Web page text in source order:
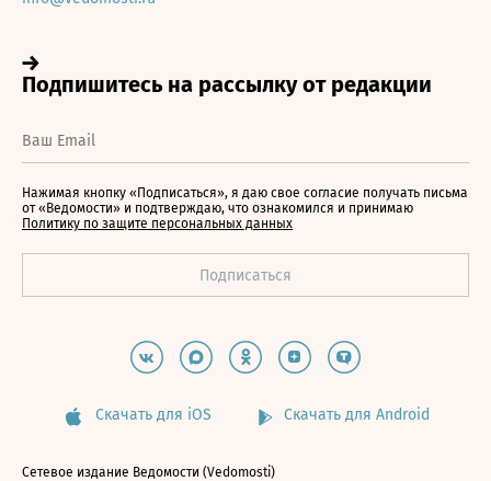
Нажимая кнопку «Подписаться», я даю свое согласие получать письма
от «Ведомости» и подтверждаю, что ознакомился и принимаю
Политику по защите персональных данных
Скачать для iOS Скачать для Android
Сетевое издание Ведомости (Vedomosti)